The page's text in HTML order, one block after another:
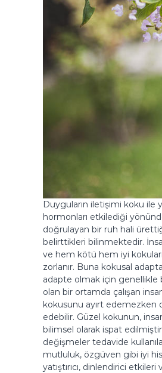
Duyguların iletişimi koku ile
hormonları etkilediği
doğrulayan bir ruh hali
belirttikleri bilinmektedir.
ve hem kötü hem iyi
zorlanır. Buna kokusal
adapte olmak için
olan bir ortamda çalışan
kokusunu ayırt edemezken
edebilir. Güzel kokunun,
bilimsel olarak ispat
değişmeler tedavide
mutluluk, özgüven gibi iyi
yatıştırıcı, dinlendirici etkileri